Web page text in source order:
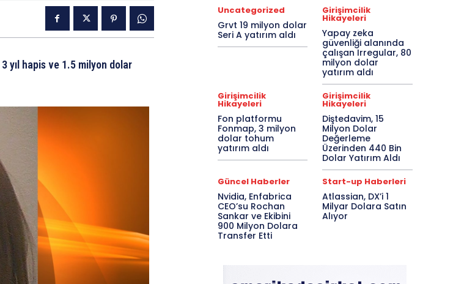
yıl hapis ve 1.5 milyon dolar
Uncategorized
Grvt 19 milyon dolar
Seri A yatırım aldı
Girişimcilik
Hikayeleri
Yapay zeka
güvenliği alanında
çalışan Irregular, 80
milyon dolar
yatırım aldı
Girişimcilik
Hikayeleri
Fon platformu
Fonmap, 3 milyon
dolar tohum
yatırım aldı
Girişimcilik
Hikayeleri
Diştedavim, 15
Milyon Dolar
Değerleme
Üzerinden 440 Bin
Dolar Yatırım Aldı
Güncel Haberler
Nvidia, Enfabrica
CEO’su Rochan
Sankar ve Ekibini
900 Milyon Dolara
Transfer Etti
Start-up Haberleri
Atlassian, DX’i 1
Milyar Dolara Satın
Alıyor